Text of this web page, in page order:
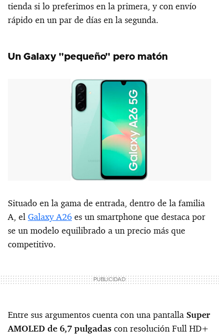
tienda si lo preferimos en la primera, y con envío
rápido en un par de días en la segunda.
Un Galaxy "pequeño" pero matón
Situado en la gama de entrada, dentro de la familia
A, el Galaxy A26 es un smartphone que destaca por
se un modelo equilibrado a un precio más que
competitivo.
Entre sus argumentos cuenta con una pantalla Super
AMOLED de 6,7 pulgadas con resolución Full HD+